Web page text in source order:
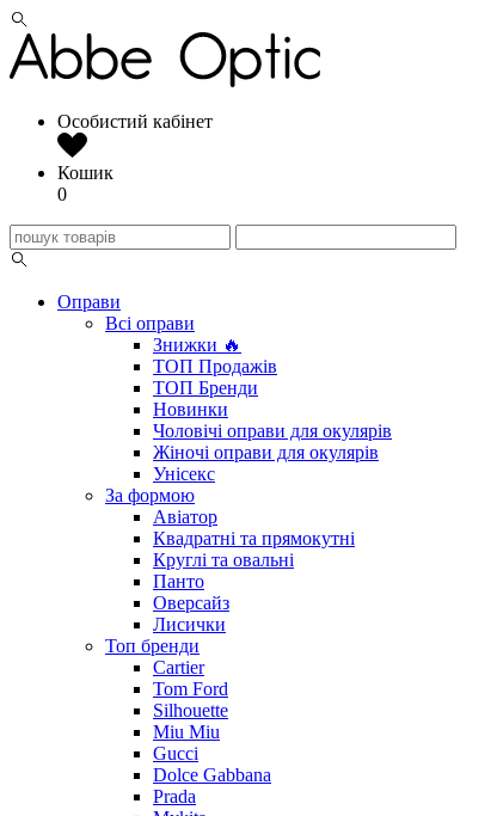
Особистий кабінет
Кошик
0
Оправи
Всі оправи
Знижки 🔥
ТОП Продажів
ТОП Бренди
Новинки
Чоловічі оправи для окулярів
Жіночі оправи для окулярів
Унісекс
За формою
Авіатор
Квадратні та прямокутні
Круглі та овальні
Панто
Оверсайз
Лисички
Топ бренди
Cartier
Tom Ford
Silhouette
Miu Miu
Gucci
Dolce Gabbana
Prada